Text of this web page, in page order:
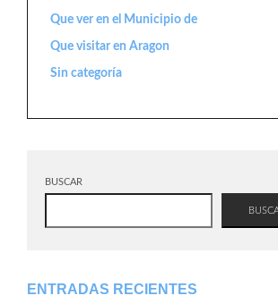
Que ver en el Municipio de
Que visitar en Aragon
Sin categoría
BUSCAR
ENTRADAS RECIENTES